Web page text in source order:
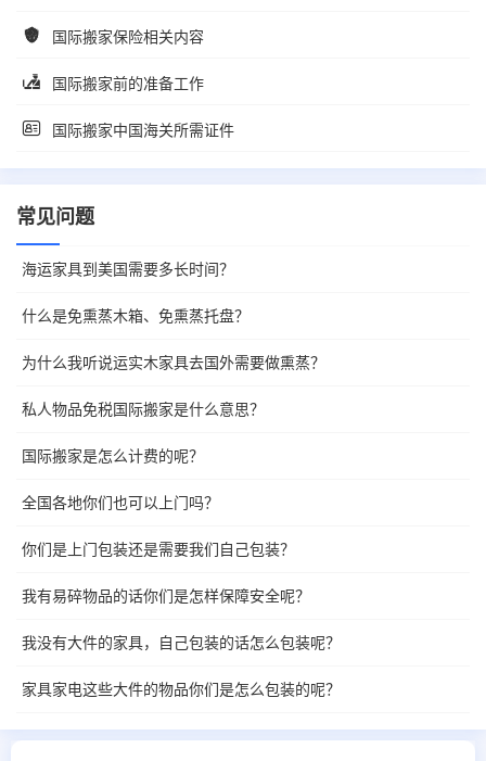
国际搬家保险相关内容
国际搬家前的准备工作
国际搬家中国海关所需证件
常见问题
海运家具到美国需要多长时间？
什么是免熏蒸木箱、免熏蒸托盘？
为什么我听说运实木家具去国外需要做熏蒸？
私人物品免税国际搬家是什么意思？
国际搬家是怎么计费的呢？
全国各地你们也可以上门吗？
你们是上门包装还是需要我们自己包装？
我有易碎物品的话你们是怎样保障安全呢？
我没有大件的家具，自己包装的话怎么包装呢？
家具家电这些大件的物品你们是怎么包装的呢？